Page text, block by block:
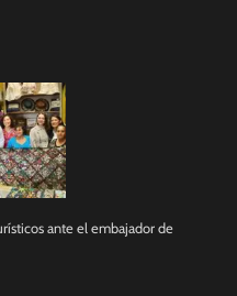
ante el embajador de